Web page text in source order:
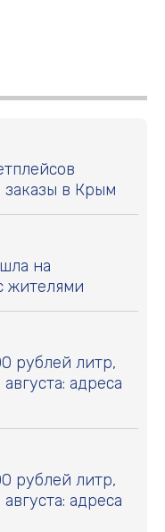
заказы в Крым
на
жителями
рублей литр,
адреса
рублей литр,
адреса